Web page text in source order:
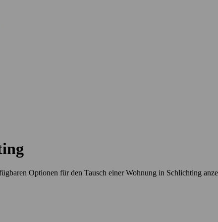
Optionen für den Tausch einer Wohnung in Schlichting